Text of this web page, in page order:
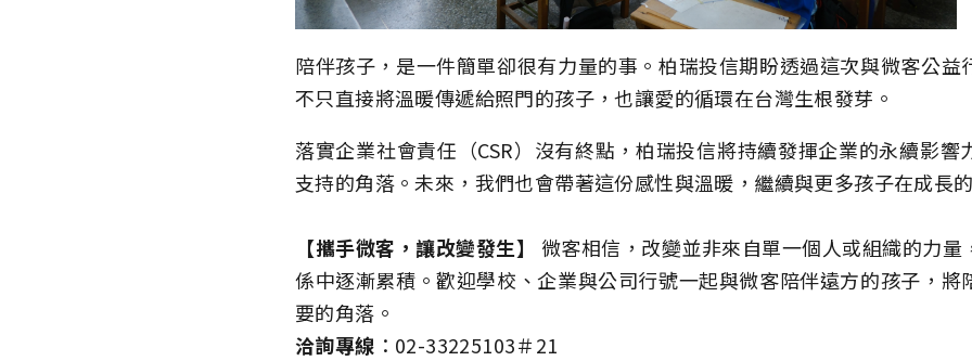
陪伴孩子，是一件簡單卻很有力量的事。柏瑞投信期盼透過這次與微客公益
不只直接將溫暖傳遞給照門的孩子，也讓愛的循環在台灣生根發芽。
落實企業社會責任（CSR）沒有終點，柏瑞投信將持續發揮企業的永續影響
支持的角落。未來，我們也會帶著這份感性與溫暖，繼續與更多孩子在成長
【攜手微客，讓改變發生】
微客相信，改變並非來自單一個人或組織的力量
係中逐漸累積。歡迎學校、企業與公司行號一起與微客陪伴遠方的孩子，將
要的角落。
洽詢專線 ：02-33225103＃21